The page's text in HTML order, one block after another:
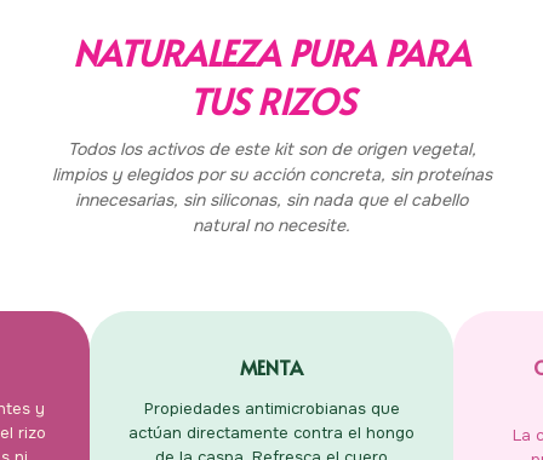
NATURALEZA PURA PARA
TUS RIZOS
Todos los activos de este kit son de origen vegetal,
limpios y elegidos por su acción concreta, sin proteínas
innecesarias, sin siliconas, sin nada que el cabello
natural no necesite.
y
rizo
MENTA
Propiedades antimicrobianas que
actúan directamente contra el hongo
La